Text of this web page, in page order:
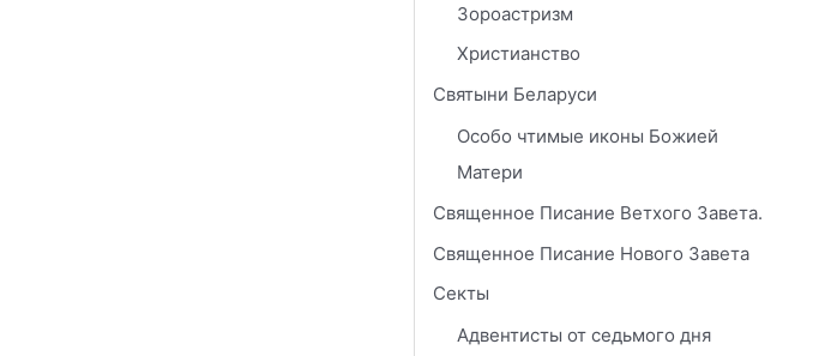
Зороастризм
Христианство
Святыни Беларуси
Особо чтимые иконы Божией
Матери
Священное Писание Ветхого Завета.
Священное Писание Нового Завета
Секты
Адвентисты от седьмого дня